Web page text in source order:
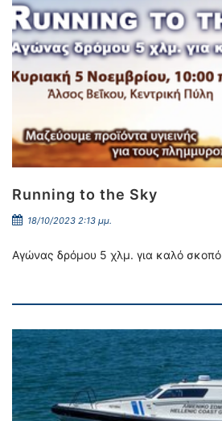
Running to the Sky
18/10/2023 2:13 μμ.
Αγώνας δρόμου 5 χλμ. για καλό σκοπό